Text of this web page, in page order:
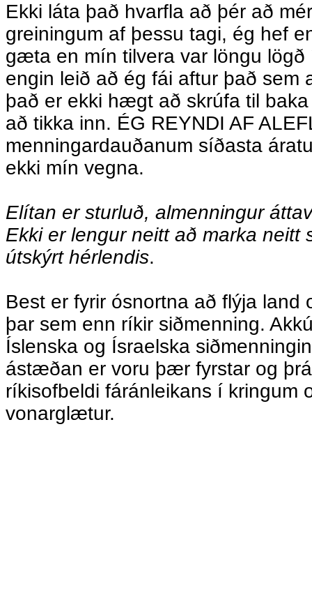
Ekki láta það hvarfla að þér að
greiningum af þessu tagi, ég hef
gæta en mín tilvera var löngu lögð
engin leið að ég fái aftur það sem
það er ekki hægt að skrúfa til
að tikka inn. ÉG REYNDI AF
menningardauðanum síðasta
ekki mín vegna.
Elítan er sturluð, almenningur
Ekki er lengur neitt að marka neitt
útskýrt hérlendis.
Best er fyrir ósnortna að flýja land
þar sem enn ríkir siðmenning.
Íslenska og Ísraelska
ástæðan er voru þær fyrstar og
ríkisofbeldi fáránleikans í kringum
vonarglætur.